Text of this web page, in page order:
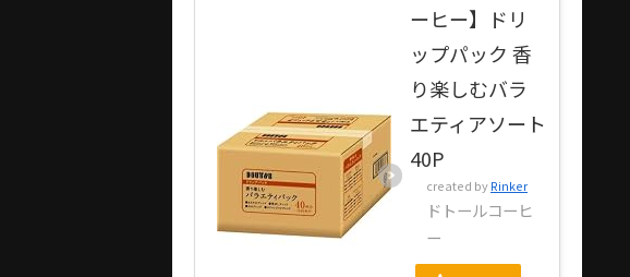
ーヒー】ドリ
ップパック 香
り楽しむバラ
エティアソート
40P
created byRinker
ドトールコーヒ
ー